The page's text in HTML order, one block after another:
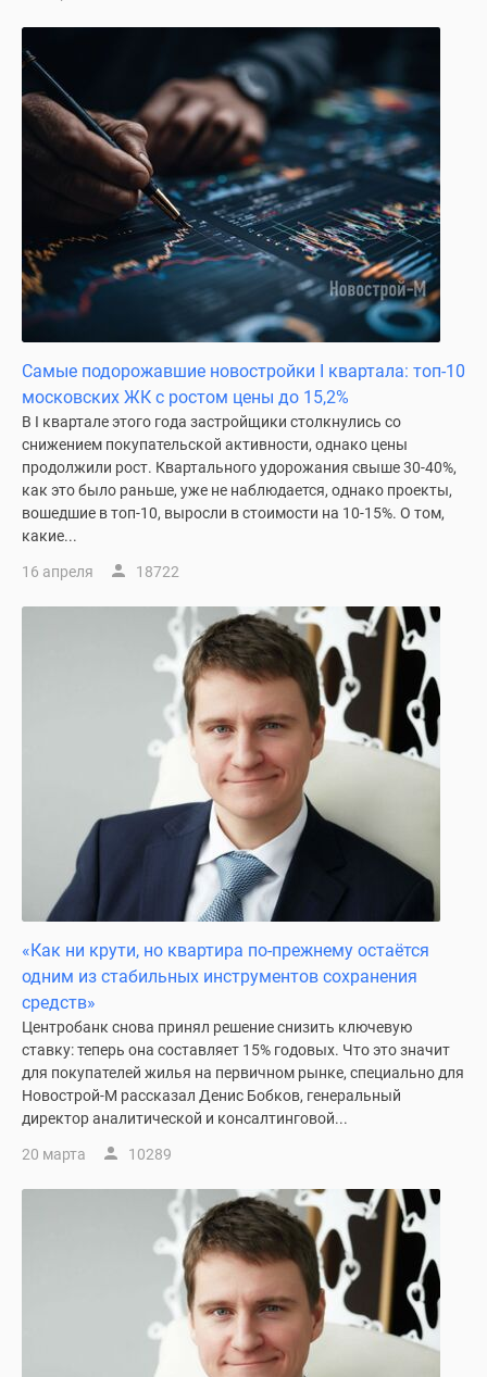
поселки
водоема
Коттеджные
поселки
Коттеджи
Скидки
акции
МаксСамые подорожавшие новостройки I квартала: топ-10
московских ЖК с ростом цены до 15,2%
В I квартале этого года застройщики столкнулись со
снижением покупательской активности, однако цены
продолжили рост. Квартального удорожания свыше 30-40%,
как это было раньше, уже не наблюдается, однако проекты,
вошедшие в топ-10, выросли в стоимости на 10-15%. О том,
какие...
16 апреля 18722
«Как ни крути, но квартира по-прежнему остаётся
одним из стабильных инструментов сохранения
средств»
Центробанк снова принял решение снизить ключевую
ставку: теперь она составляет 15% годовых. Что это значит
для покупателей жилья на первичном рынке, специально для
Новострой-М рассказал Денис Бобков, генеральный
директор аналитической и консалтинговой...
20 марта 10289